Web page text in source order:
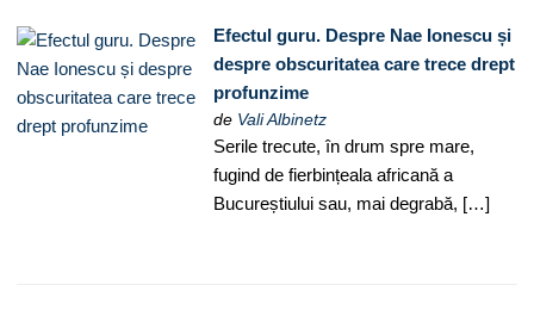
Efectul guru. Despre Nae Ionescu și
despre obscuritatea care trece drept
profunzime
de Vali Albinetz
Serile trecute, în drum spre mare,
fugind de fierbințeala africană a
Bucureștiului sau, mai degrabă, […]